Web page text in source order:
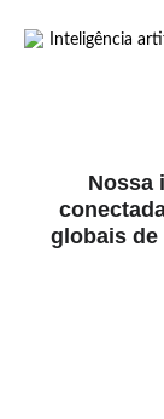
Nossa
globais de